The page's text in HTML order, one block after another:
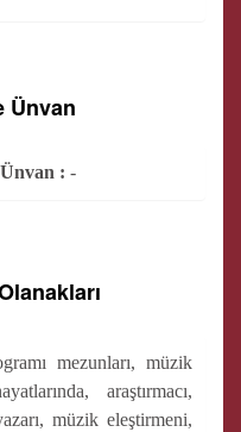
Ünvan
Ünvan : -
mezunları, müzik
araştırmacı,
müzik eleştirmeni,